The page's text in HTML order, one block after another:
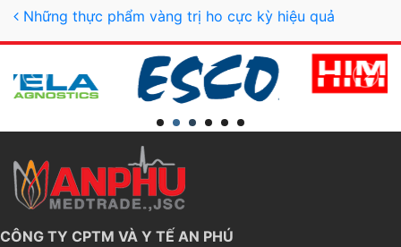
Post navigation
Những thực phẩm vàng trị ho cực kỳ hiệu quả
CÔNG TY CPTM VÀ Y TẾ AN PHÚ